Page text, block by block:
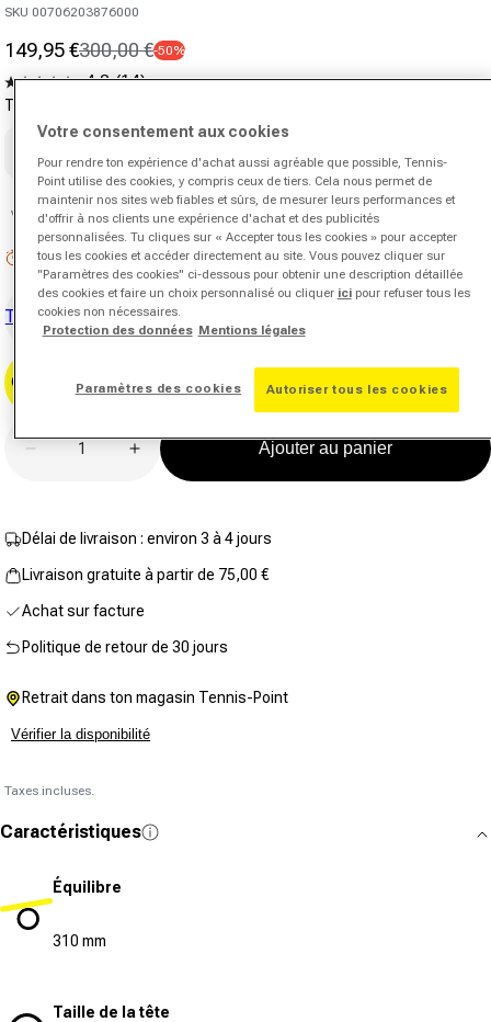
SKU 00706203876000
Prix promotionnel
149,95 €
Prix normal300,00 €-50%
4.8
avis.
Lien
sur
la
même
page.
(14)
Taille du grip
Vous hésitez sur la taille du grip ?Conseiller grip
Stock faible : 6 restants
Tester maintenant
Cordage maintenant
Diminuer la quantité pour Pro Staff X V14 Raquette
Augmenter la quantité pour Pro Staff X
Ajouter au panier
Délai de livraison : environ 3 à 4 jours
Livraison gratuite à partir de 75,00 €
Achat sur facture
Politique de retour de 30 jours
Retrait dans ton magasin Tennis-Point
Vérifier la disponibilité
Taxes incluses.
Caractéristiques
Équilibre
310 mm
Taille de la tête
Votre consentement aux cookies
Pour rendre ton expérience d'achat aussi agréable que possible, Tennis-
Point utilise des cookies, y compris ceux de tiers. Cela nous permet de
maintenir nos sites web fiables et sûrs, de mesurer leurs performances et
d'offrir à nos clients une expérience d'achat et des publicités
personnalisées. Tu cliques sur « Accepter tous les cookies » pour accepter
tous les cookies et accéder directement au site. Vous pouvez cliquer sur
"Paramètres des cookies" ci-dessous pour obtenir une description détaillée
des cookies et faire un choix personnalisé ou cliquer icipour refuser tous les
cookies non nécessaires.
Protection des données Mentions légales
Paramètres des cookies Autoriser tous les cookies